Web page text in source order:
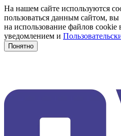
На нашем сайте используются
пользоваться данным сайтом, вы
на использование файлов cookie
уведомлением и
Понятно